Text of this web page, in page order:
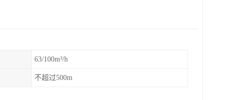
63/100m³/h
不超过500m